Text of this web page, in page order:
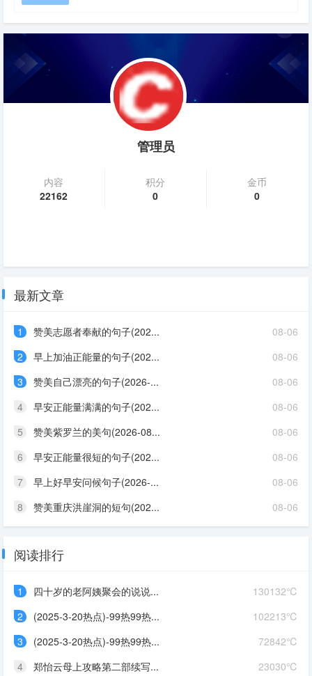
管理员
内容
22162
积分
0
金币
0
最新文章
08-06
1
赞美志愿者奉献的句子(202...
08-06
2
早上加油正能量的句子(202...
08-06
3
赞美自己漂亮的句子(2026-...
08-06
4
早安正能量满满的句子(202...
08-06
5
赞美紫罗兰的美句(2026-08...
08-06
6
早安正能量很短的句子(202...
08-06
7
早上好早安问候句子(2026-...
08-06
8 赞美重庆洪崖洞的短句(202...
阅读排行
130132℃
1
四十岁的老阿姨聚会的说说...
102213℃
2
(2025-3-20热点)-99热99热...
72842℃
3
(2025-3-20热点)-99热99热...
23030℃
4
郑怡云母上攻略第二部续写...